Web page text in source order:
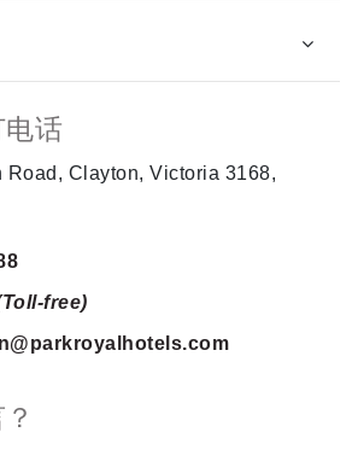
话
Road, Clayton, Victoria 3168,
free)
@parkroyalhotels.com